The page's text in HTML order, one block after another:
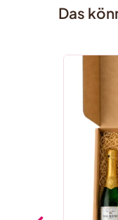
Das